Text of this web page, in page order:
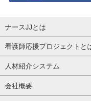
ナースJJとは
看護師応援プロジェクトと
人材紹介システム
会社概要